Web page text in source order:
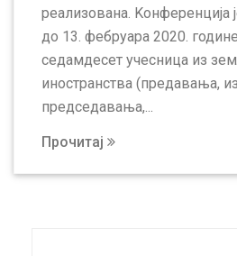
реализована. Kонференција
до 13. фебруара 2020.
седамдесет учесница из
иностранства (предавања,
председавања,...
Прочитај